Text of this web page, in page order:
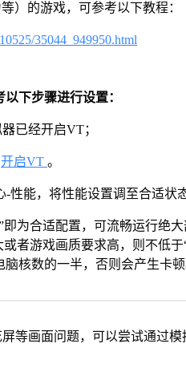
）的游戏，可参考以下教程：
35044_949950.html
下步骤进行设置：
已经开启VT；
开启VT 。
性能，将性能设置调至合适状态
即为合适配置，可流畅运行绝
者游戏画质要求高，则不低
核数的一半，否则会产生卡顿
等画面问题，可以尝试通过